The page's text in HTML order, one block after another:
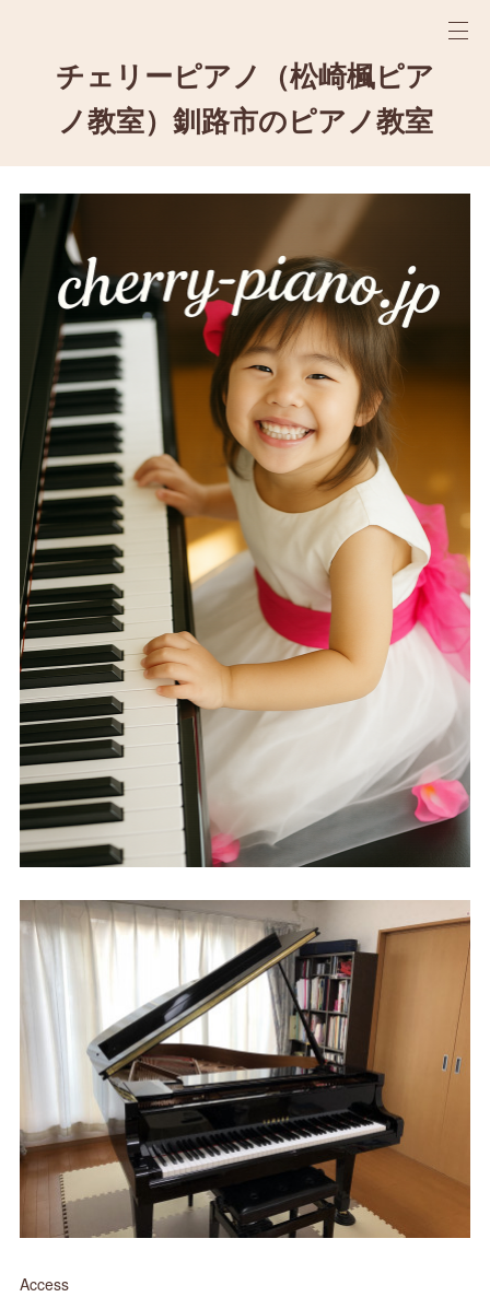
チェリーピアノ（松崎楓ピア
ノ教室）釧路市のピアノ教室
Access